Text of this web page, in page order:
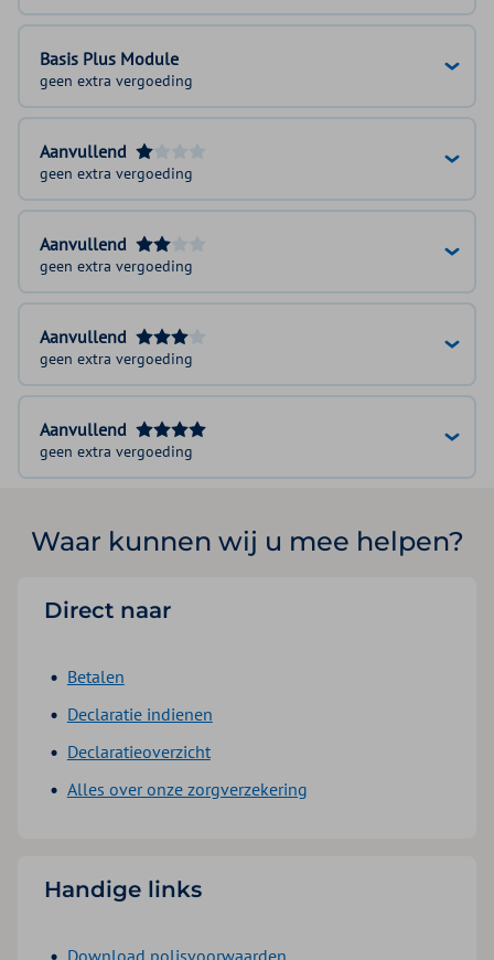
Basis Plus Module
geen extra vergoeding
Aanvullend
geen extra vergoeding
Aanvullend
geen extra vergoeding
Aanvullend
geen extra vergoeding
Aanvullend
geen extra vergoeding
Waar kunnen wij u mee helpen?
Direct naar
Betalen
Declaratie indienen
Declaratieoverzicht
Alles over onze zorgverzekering
Handige links